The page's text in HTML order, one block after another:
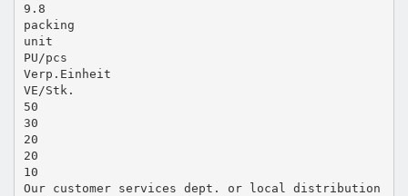
9.8
packing
unit
PU/pcs
Verp.Einheit
VE/Stk.
50
30
20
20
10
Our customer services dept. or local distribution